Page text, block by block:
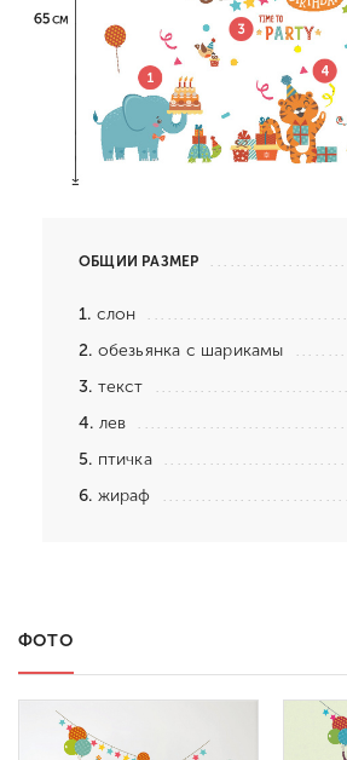
ОБЩИЙ РАЗМЕР
1. слон
2. обезьянка с шарикамы
3. текст
4. лев
5. птичка
6. жираф
ФОТО